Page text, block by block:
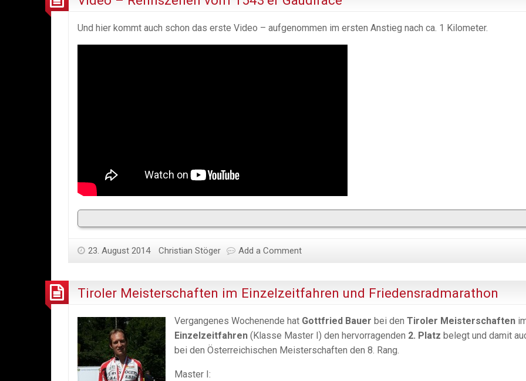
Und hier kommt auch schon das erste Video – aufgenommen im ersten Anstieg nach ca. 1 Kilometer.
23. August 2014 Christian Stöger Add a Comment
Tiroler Meisterschaften im Einzelzeitfahren und Friedensradmarathon
Vergangenes Wochenende hat Gottfried Bauer bei den Tiroler Meisterschaften
Einzelzeitfahren (Klasse Master I) den hervorragenden 2. Platz belegt und damit
bei den Österreichischen Meisterschaften den 8. Rang.
Master I: